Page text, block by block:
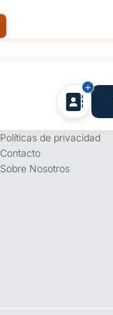
Empresa
Términos y condiciones
Políticas de privacidad
Contacto
Sobre Nosotros